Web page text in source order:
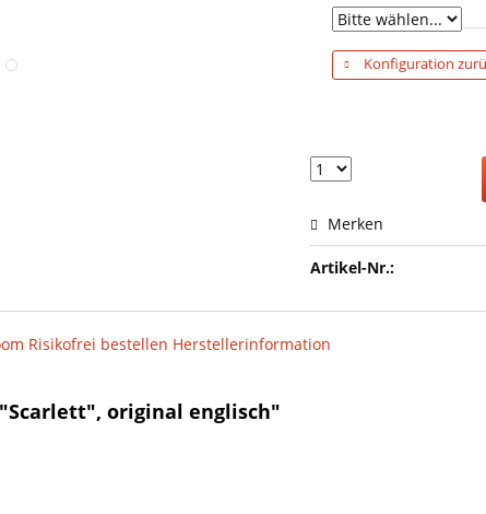
Konfiguration
Merken
Artikel-Nr.:
Risikofrei bestellen Herstellerinformation
original englisch"